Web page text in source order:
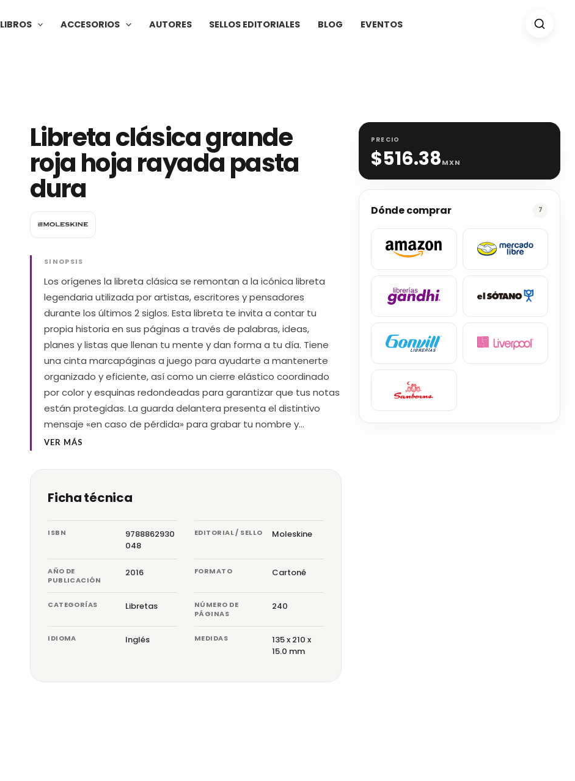
LIBROS ACCESORIOS AUTORES SELLOS EDITORIALES BLOG EVENTOS
Libreta clásica grande
roja hoja rayada pasta
dura
SINOPSIS
Los orígenes la libreta clásica se remontan a la icónica libreta
legendaria utilizada por artistas, escritores y pensadores
durante los últimos 2 siglos. Esta libreta te invita a contar tu
propia historia en sus páginas a través de palabras, ideas,
planes y listas que llenan tu mente y dan forma a tu día. Tiene
una cinta marcapáginas a juego para ayudarte a mantenerte
organizado y eficiente, así como un cierre elástico coordinado
por color y esquinas redondeadas para garantizar que tus notas
están protegidas. La guarda delantera presenta el distintivo
mensaje «en caso de pérdida» para grabar tu nombre y…
VER MÁS
Ficha técnica
ISBN
9788862930
048
EDITORIAL / SELLO Moleskine
AÑO DE
PUBLICACIÓN
2016 FORMATO Cartoné
CATEGORÍAS Libretas
NÚMERO DE
PÁGINAS
240
IDIOMA Inglés MEDIDAS
135 x 210 x
15.0 mm
PRECIO
$516.38MXN
Dónde comprar 7